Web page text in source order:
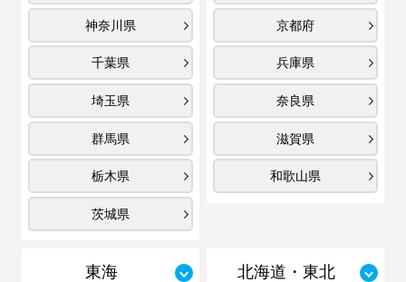
神奈川県
千葉県
埼玉県
群馬県
栃木県
茨城県
京都府
兵庫県
奈良県
滋賀県
和歌山県
東海 北海道・東北